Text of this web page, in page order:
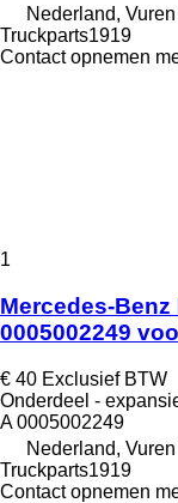
Nederland, Vuren
Truckparts1919
Contact opnemen
1
Mercedes-
0005002249
€ 40 Exclusief BTW
Onderdeel -
A 0005002249
Nederland, Vuren
Truckparts1919
Contact opnemen